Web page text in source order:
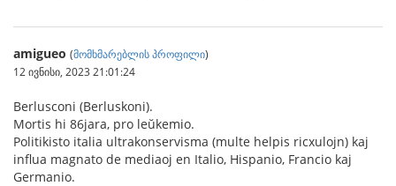
amigueo (მომხმარებლის პროფილი)
12 ივნისი, 2023 21:01:24
Berlusconi (Berluskoni).
Mortis hi 86jara, pro leŭkemio.
Politikisto italia ultrakonservisma (multe helpis ricxulojn) kaj
influa magnato de mediaoj en Italio, Hispanio, Francio kaj
Germanio.